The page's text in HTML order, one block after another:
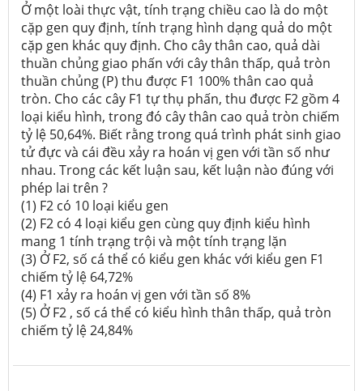
Ở một loài thực vật, tính trạng chiều cao là do một
cặp gen quy định, tính trạng hình dạng quả do một
cặp gen khác quy định. Cho cây thân cao, quả dài
thuần chủng giao phấn với cây thân thấp, quả tròn
thuần chủng (P) thu được F1 100% thân cao quả
tròn. Cho các cây F1 tự thụ phấn, thu được F2 gồm 4
loại kiểu hình, trong đó cây thân cao quả tròn chiếm
tỷ lệ 50,64%. Biết rằng trong quá trình phát sinh giao
tử đực và cái đều xảy ra hoán vị gen với tần số như
nhau. Trong các kết luận sau, kết luận nào đúng với
phép lai trên ?
(1) F2 có 10 loại kiểu gen
(2) F2 có 4 loại kiểu gen cùng quy định kiểu hình
mang 1 tính trạng trội và một tính trạng lặn
(3) Ở F2, số cá thể có kiểu gen khác với kiểu gen F1
chiếm tỷ lệ 64,72%
(4) F1 xảy ra hoán vị gen với tần số 8%
(5) Ở F2 , số cá thể có kiểu hình thân thấp, quả tròn
chiếm tỷ lệ 24,84%